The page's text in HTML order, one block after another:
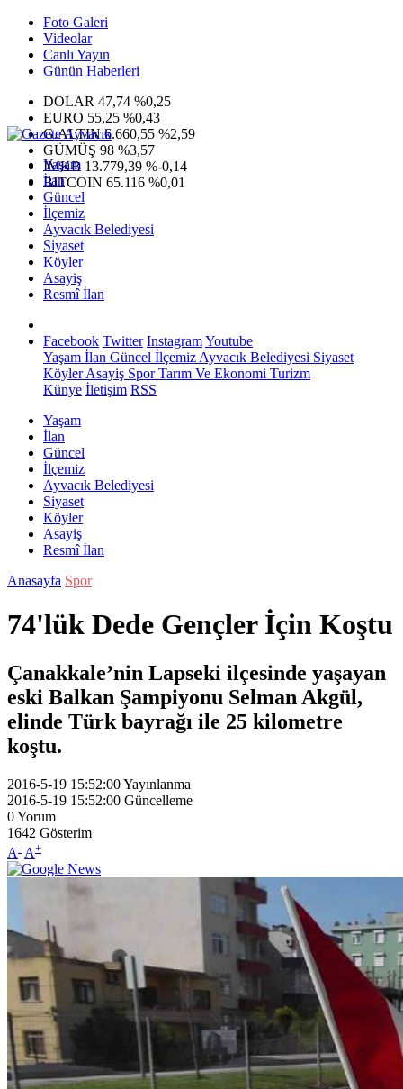
Foto Galeri
Videolar
Canlı Yayın
Günün Haberleri
DOLAR 47,74 %0,25
EURO 55,25 %0,43
G.ALTIN6.660,55 %2,59
GÜMÜŞ 98 %3,57
IMKB 13.779,39 %-0,14
BITCOIN 65.116 %0,01
Yaşam
İlan
Güncel
İlçemiz
Ayvacık Belediyesi
Siyaset
Köyler
Asayiş
Resmî İlan
Facebook Twitter InstagramYoutube
Yaşam İlan Güncel İlçemiz Ayvacık Belediyesi Siyaset
KöylerAsayiş SporTarım Ve Ekonomi Turizm
Künye İletişim RSS
Yaşam
İlan
Güncel
İlçemiz
Ayvacık Belediyesi
Siyaset
Köyler
Asayiş
Resmî İlan
Anasayfa Spor
74'lük Dede Gençler İçin Koştu
Çanakkale’nin Lapseki ilçesinde yaşayan
eski Balkan Şampiyonu Selman Akgül,
elinde Türk bayrağı ile 25 kilometre
koştu.
2016-5-19 15:52:00Yayınlanma
2016-5-19 15:52:00 Güncelleme
0Yorum
1642 Gösterim
A- A+